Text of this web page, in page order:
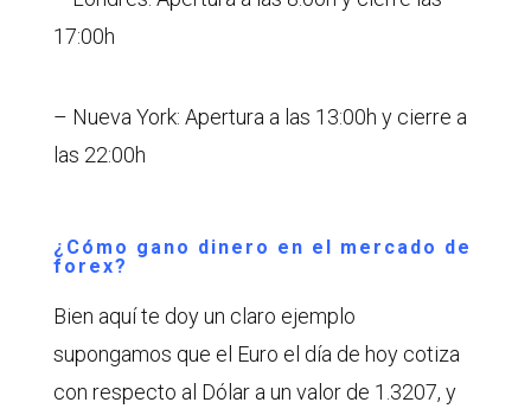
17:00h
– Nueva York: Apertura a las 13:00h y cierre a
las 22:00h
¿Cómo gano dinero en el mercado de
forex?
Bien aquí te doy un claro ejemplo
supongamos que el Euro el día de hoy cotiza
con respecto al Dólar a un valor de 1.3207, y